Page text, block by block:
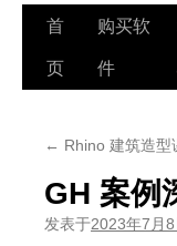
跳
至
首
页
购买软
件
← Rhino 建筑造型
GH 案例
发表于2023年7月8